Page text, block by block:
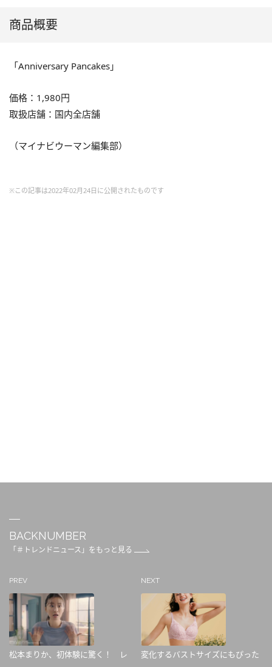
商品概要
「Anniversary Pancakes」
価格：1,980円
取扱店舗：国内全店舗
（マイナビウーマン編集部）
※この記事は2022年02月24日に公開されたものです
BACKNUMBER
「＃トレンドニュース」をもっと見る
PREV
松本まりか、初体験に驚く！ レ
NEXT
変化するバストサイズにもぴった